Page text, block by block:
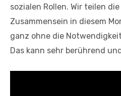
sozialen Rollen. Wir teilen
Zusammensein in diesem
ganz ohne die
Das kann sehr berührend